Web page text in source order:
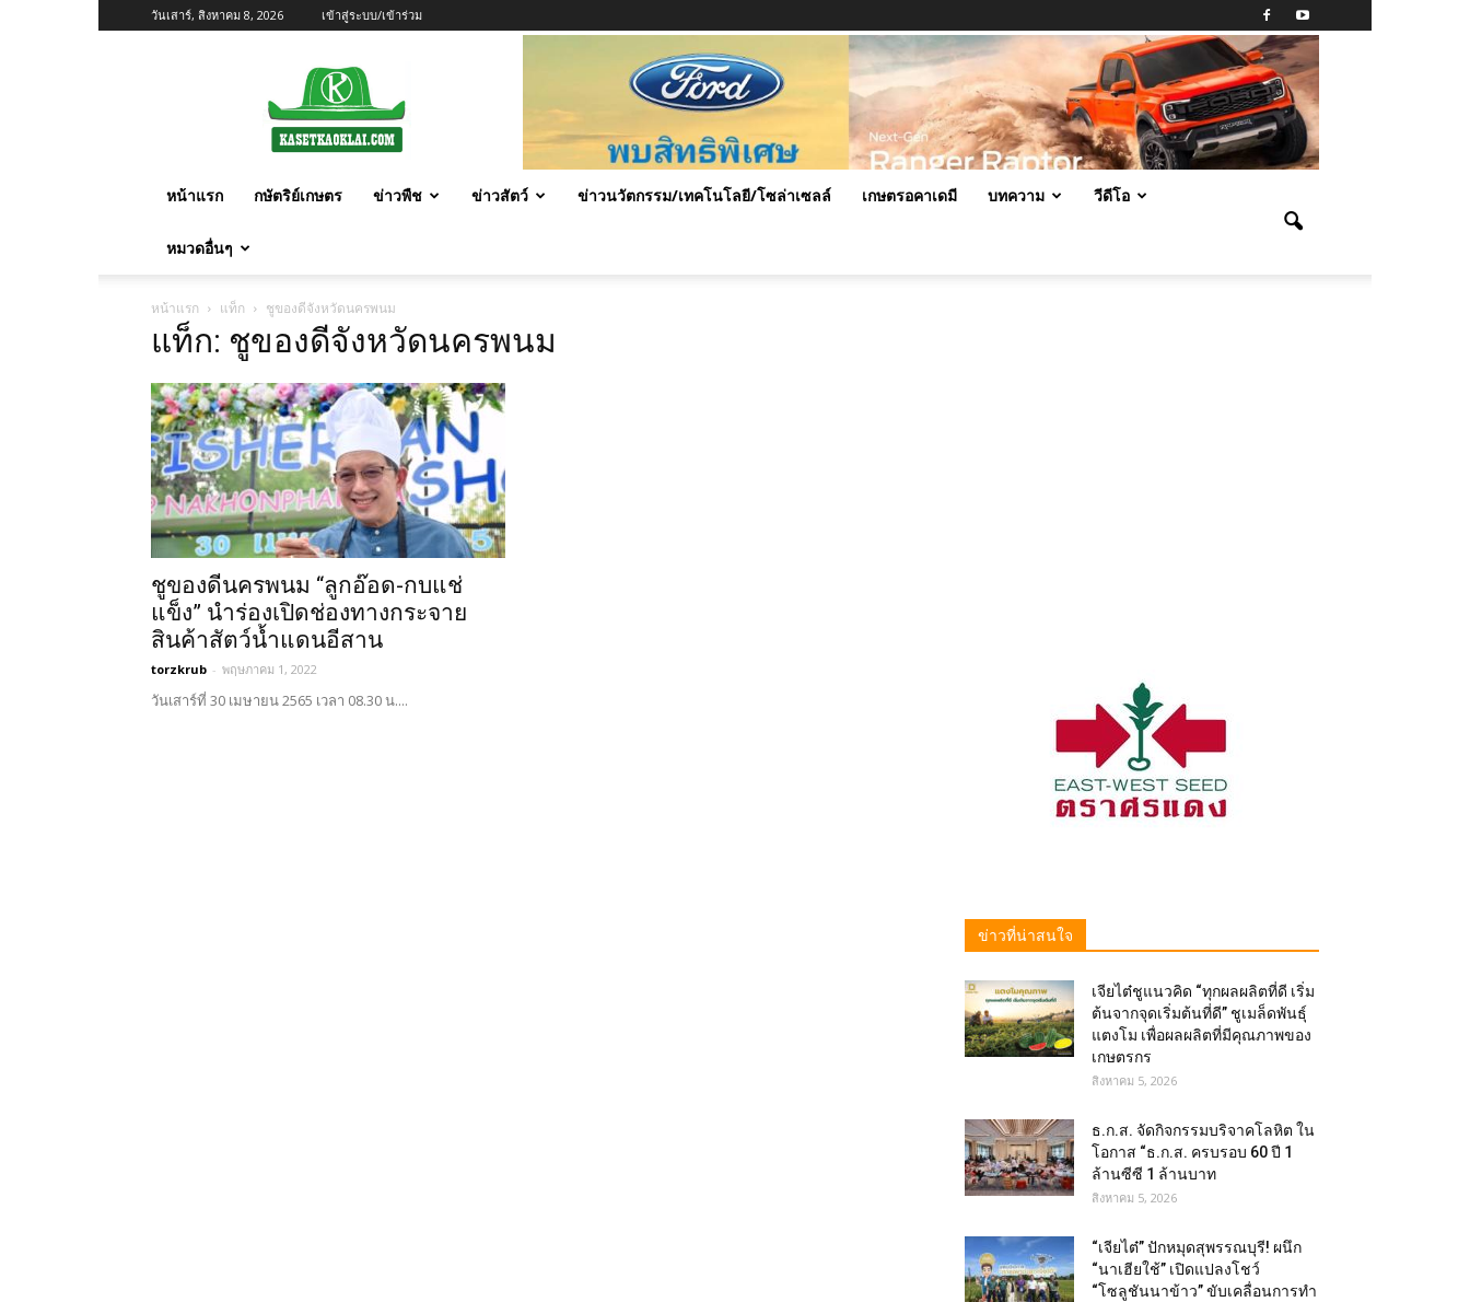
วันเสาร์, สิงหาคม 8, 2026 เข้าสู่ระบบ/เข้าร่วม
หน้าแรก กษัตริย์เกษตร ข่าวพืช ข่าวสัตว์ ข่าวนวัตกรรม/เทคโนโลยี/โซล่าเซลล์ เกษตรอคาเดมี บทความ วีดีโอ
หมวดอื่นๆ
หน้าแรก แท็ก ชูของดีจังหวัดนครพนม
แท็ก: ชูของดีจังหวัดนครพนม
ชูของดีนครพนม “ลูกอ๊อด-กบแช่
แข็ง” นำร่องเปิดช่องทางกระจาย
สินค้าสัตว์น้ำแดนอีสาน
torzkrub - พฤษภาคม 1, 2022
วันเสาร์ที่ 30 เมษายน 2565 เวลา 08.30 น....
ข่าวที่น่าสนใจ
เจียไต๋ชูแนวคิด “ทุกผลผลิตที่ดี เริ่ม
ต้นจากจุดเริ่มต้นที่ดี” ชูเมล็ดพันธุ์
แตงโม เพื่อผลผลิตที่มีคุณภาพของ
เกษตรกร
สิงหาคม 5, 2026
ธ.ก.ส. จัดกิจกรรมบริจาคโลหิต ใน
โอกาส “ธ.ก.ส. ครบรอบ 60 ปี 1
ล้านซีซี 1 ล้านบาท
สิงหาคม 5, 2026
“เจียไต๋” ปักหมุดสุพรรณบุรี! ผนึก
“นาเฮียใช้” เปิดแปลงโชว์
“โซลูชันนาข้าว” ขับเคลื่อนการทำ